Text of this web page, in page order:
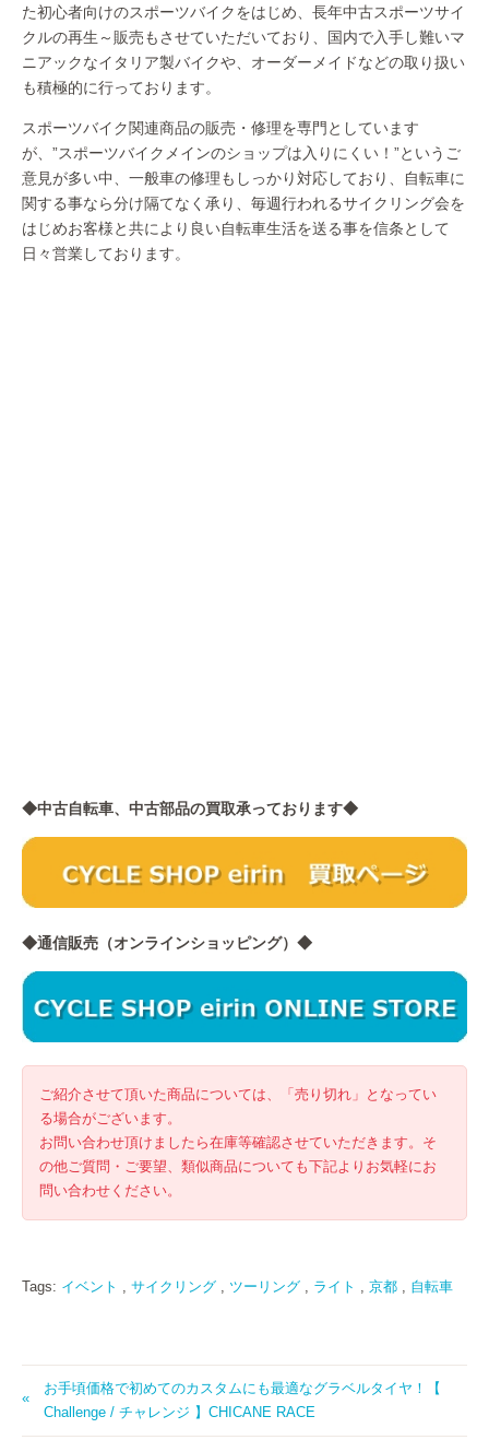
た初心者向けのスポーツバイクをはじめ、長年中古スポーツサイ
クルの再生～販売もさせていただいており、国内で入手し難いマ
ニアックなイタリア製バイクや、オーダーメイドなどの取り扱い
も積極的に行っております。
スポーツバイク関連商品の販売・修理を専門としています
が、”スポーツバイクメインのショップは入りにくい！”というご
意見が多い中、一般車の修理もしっかり対応しており、自転車に
関する事なら分け隔てなく承り、毎週行われるサイクリング会を
はじめお客様と共により良い自転車生活を送る事を信条として
日々営業しております。
◆中古自転車、中古部品の買取承っております◆
◆通信販売（オンラインショッピング）◆
ご紹介させて頂いた商品については、「売り切れ」となってい
る場合がございます。
お問い合わせ頂けましたら在庫等確認させていただきます。そ
の他ご質問・ご要望、類似商品についても下記よりお気軽にお
問い合わせください。
Tags: イベント , サイクリング , ツーリング , ライト , 京都 , 自転車
お手頃価格で初めてのカスタムにも最適なグラベルタイヤ！【
Challenge / チャレンジ 】CHICANE RACE